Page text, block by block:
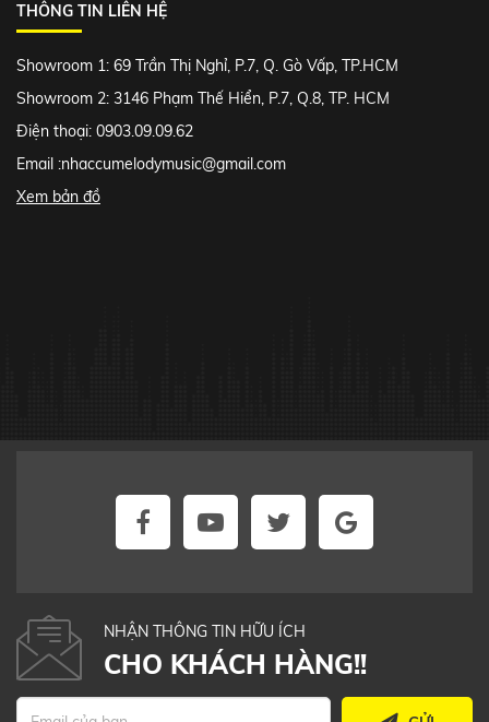
THÔNG TIN LIÊN HỆ
Showroom 1: 69 Trần Thị Nghỉ, P.7, Q. Gò Vấp, TP.HCM
Showroom 2: 3146 Phạm Thế Hiển, P.7, Q.8, TP. HCM
Điện thoại: 0903.09.09.62
Email :nhaccumelodymusic@gmail.com
Xem bản đồ
NHẬN THÔNG TIN HỮU ÍCH
CHO KHÁCH HÀNG!!